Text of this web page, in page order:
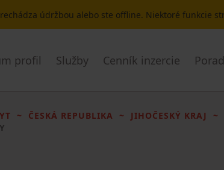
údržbou alebo ste offline. Niektoré funkcie
profil Služby Cenník inzercie
ČESKÁ REPUBLIKA JIHOČESKÝ KRAJ